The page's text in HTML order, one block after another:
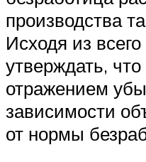
производства
Исходя из
утверждать,
отражением
зависимости
от нормы